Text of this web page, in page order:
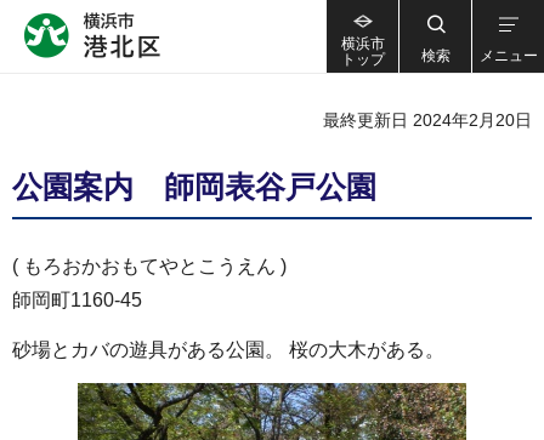
横浜市
トップ
検索 メニュー
最終更新日 2024年2月20日
公園案内 師岡表谷戸公園
( もろおかおもてやとこうえん )
師岡町1160-45
砂場とカバの遊具がある公園。 桜の大木がある。